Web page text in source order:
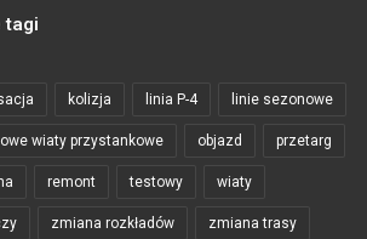
tagi
kolizja linia P-4 linie sezonowe
wiaty przystankowe objazd przetarg
remont testowy wiaty
zmiana rozkładów zmiana trasy